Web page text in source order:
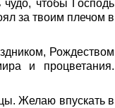
чтобы Господь
за твоим плечом в
Рождеством
и процветания.
Желаю впускать в